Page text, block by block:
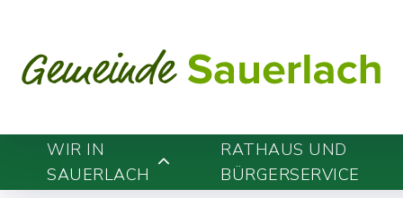
WIR IN
SAUERLACH
RATHAUS UND
BÜRGERSERVICE